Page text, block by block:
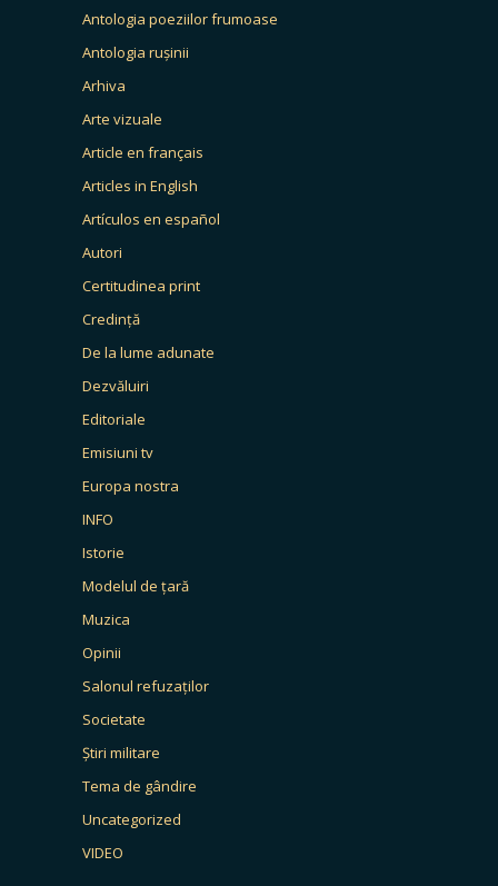
Antologia poeziilor frumoase
Antologia rușinii
Arhiva
Arte vizuale
Article en français
Articles in English
Artículos en español
Autori
Certitudinea print
Credință
De la lume adunate
Dezvăluiri
Editoriale
Emisiuni tv
Europa nostra
INFO
Istorie
Modelul de țară
Muzica
Opinii
Salonul refuzaților
Societate
Știri militare
Tema de gândire
Uncategorized
VIDEO